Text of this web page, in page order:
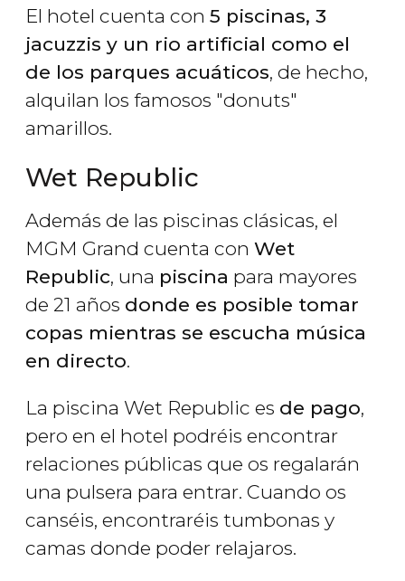
El hotel cuenta con 5 piscinas, 3
jacuzzis y un rio artificial como el
de los parques acuáticos, de hecho,
alquilan los famosos "donuts"
amarillos.
Wet Republic
Además de las piscinas clásicas, el
MGM Grand cuenta con Wet
Republic, una piscina para mayores
de 21 años donde es posible tomar
copas mientras se escucha música
en directo.
La piscina Wet Republic es de pago,
pero en el hotel podréis encontrar
relaciones públicas que os regalarán
una pulsera para entrar. Cuando os
canséis, encontraréis tumbonas y
camas donde poder relajaros.